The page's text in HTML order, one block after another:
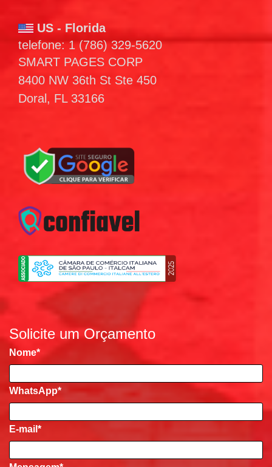
US - Florida
telefone: 1 (786) 329-5620
SMART PAGES CORP
8400 NW 36th St Ste 450
Doral, FL 33166
Solicite um Orçamento
Nome*
WhatsApp*
E-mail *